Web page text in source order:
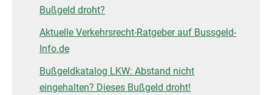
Bußgeld droht?
Aktuelle Verkehrsrecht-Ratgeber auf Bussgeld-
Info.de
Bußgeldkatalog LKW: Abstand nicht
eingehalten? Dieses Bußgeld droht!